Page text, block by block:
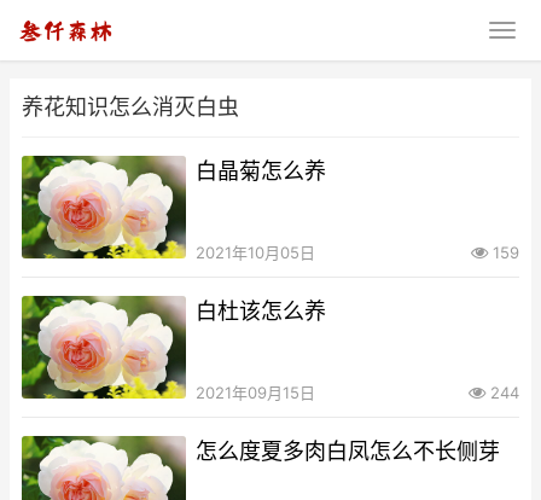
养花知识怎么消灭白虫
白晶菊怎么养
2021年10月05日 159
白杜该怎么养
2021年09月15日 244
怎么度夏多肉白凤怎么不长侧芽